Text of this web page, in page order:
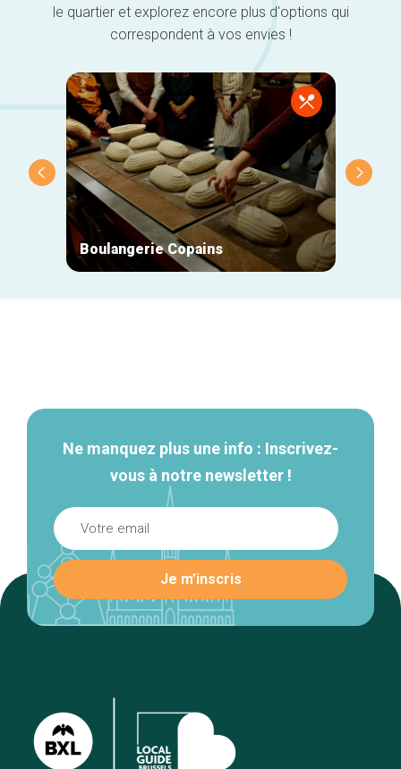
le quartier et explorez encore plus d'options qui
correspondent à vos envies !
Boulangerie Copains
Ne manquez plus une info : Inscrivez-
vous à notre newsletter !